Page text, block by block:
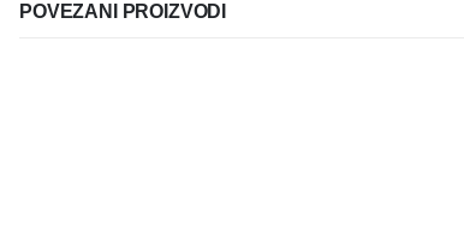
POVEZANI PROIZVODI